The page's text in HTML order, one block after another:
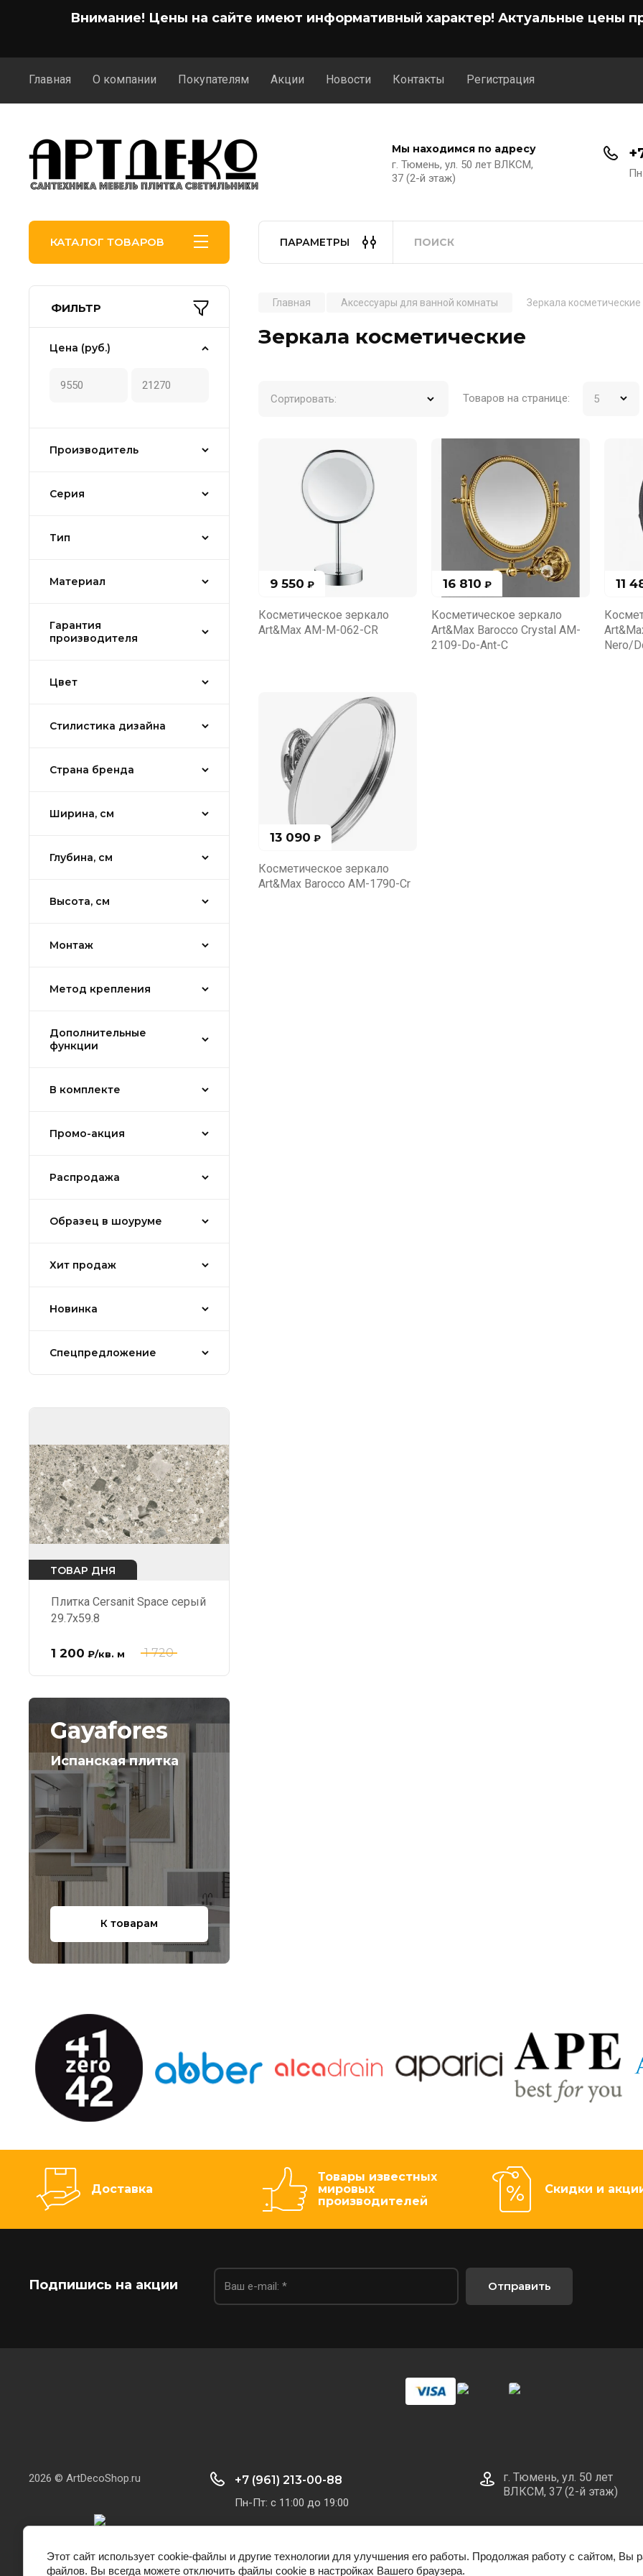
Внимание! Цены на сайте имеют информативный характер! Актуальные цены
Главная О компании Покупателям Акции Новости Контакты Регистрация
Мы находимся по адресу
г. Тюмень, ул. 50 лет ВЛКСМ,
37 (2-й этаж)
КАТАЛОГ ТОВАРОВ ПАРАМЕТРЫ
ФИЛЬТР
Цена (руб.)
Производитель
Серия
Тип
Материал
Гарантия
производителя
Цвет
Стилистика дизайна
Страна бренда
Ширина, см
Глубина, см
Высота, см
Монтаж
Метод крепления
Дополнительные
функции
В комплекте
Промо-акция
Распродажа
Образец в шоуруме
Хит продаж
Новинка
Спецпредложение
ТОВАР ДНЯ
Плитка Cersanit Space серый
29.7x59.8
1 720
1 200 ₽/кв. м
Gayafores
Испанская плитка
К товарам
Главная Аксессуары для ванной комнаты Зеркала косметические
Зеркала косметические
Сортировать: Товаров на странице:
9 550 ₽
Косметическое зеркало
Art&Max AM-M-062-CR
16 810 ₽
Косметическое зеркало
Art&Max Barocco Crystal AM-
2109-Do-Ant-C
11
Nero/
13 090 ₽
Косметическое зеркало
Art&Max Barocco AM-1790-Cr
Доставка
Товары известных
мировых
производителей
Скидки и
Подпишись на акции Отправить
2026 © ArtDecoShop.ru +7 (961) 213-00-88
Пн-Пт: с 11:00 до 19:00
г. Тюмень, ул. 50 лет
ВЛКСМ, 37 (2-й этаж)
Этот сайт использует cookie-файлы и другие технологии для улучшения его работы. Продолжая работу с сайтом, Вы
файлов. Вы всегда можете отключить файлы cookie в настройках Вашего браузера.